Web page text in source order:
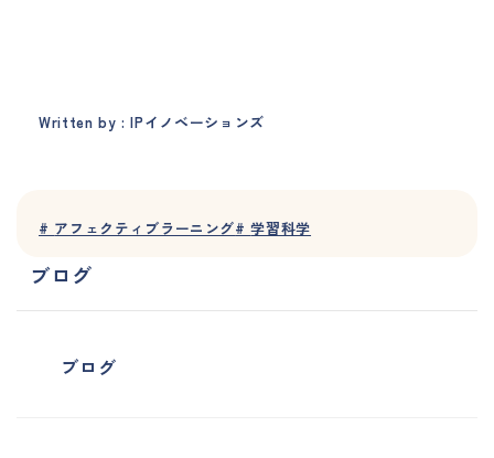
ブログ
ブログ
Written by : IPイノベーションズ
# アフェクティブラーニング#学習科学